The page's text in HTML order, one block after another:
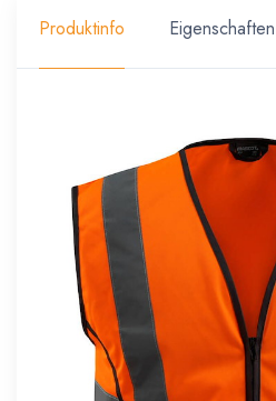
Produktinfo Eigenschaften